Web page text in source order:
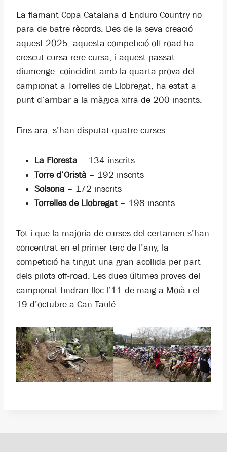
La flamant Copa Catalana d’Enduro Country no
para de batre rècords. Des de la seva creació
aquest 2025, aquesta competició off-road ha
crescut cursa rere cursa, i aquest passat
diumenge, coincidint amb la quarta prova del
campionat a Torrelles de Llobregat, ha estat a
punt d’arribar a la màgica xifra de 200 inscrits.
Fins ara, s’han disputat quatre curses:
La Floresta – 134 inscrits
Torre d’Oristà – 192 inscrits
Solsona – 172 inscrits
Torrelles de Llobregat– 198 inscrits
Tot i que la majoria de curses del certamen s’han
concentrat en el primer terç de l’any, la
competició ha tingut una gran acollida per part
dels pilots off-road. Les dues últimes proves del
campionat tindran lloc l’11 de maig a Moià i el
19 d’octubre a Can Taulé.